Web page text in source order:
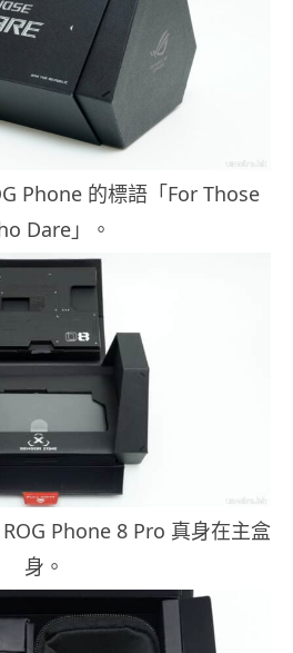
Phone 的標語「For Those
Dare」。
Phone 8 Pro 真身在主盒
身。